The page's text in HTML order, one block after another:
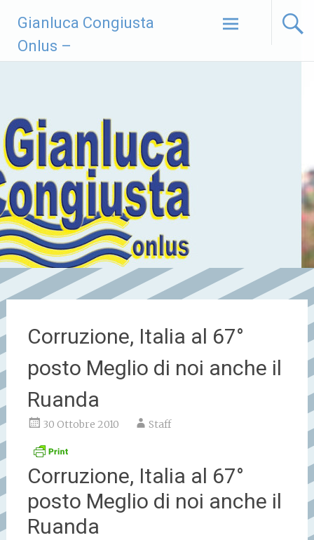
contenuto
Gianluca Congiusta
Onlus –
Corruzione, Italia al 67°
posto Meglio di noi anche il
Ruanda
30 Ottobre 2010 Staff
Corruzione, Italia al 67°
posto Meglio di noi anche il
Ruanda